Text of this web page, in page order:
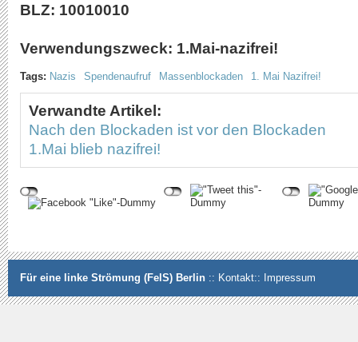
BLZ: 10010010
Verwendungszweck: 1.Mai-nazifrei!
Tags: Nazis Spendenaufruf Massenblockaden 1. Mai Nazifrei!
Verwandte Artikel:
Nach den Blockaden ist vor den Blockaden
1.Mai blieb nazifrei!
Für eine linke Strömung (FelS) Berlin :: Kontakt:: Impressum